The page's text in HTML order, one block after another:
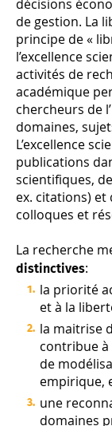
décisions
de gestion. La
principe de «
l’excellence
activités de
académique
chercheurs de
domaines,
L’excellence
publications
scientifiques,
ex. citations)
colloques et
La recherche
distinctives:
la priorité
et à la
la maitrise
contribue à
de
empirique,
une
domaines